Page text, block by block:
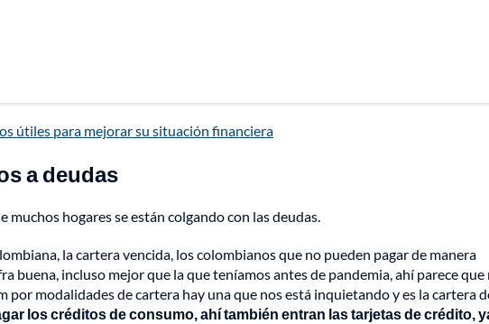
útiles para mejorar su situación financiera
a deudas
hogares se están colgando con las deudas.
la cartera vencida, los colombianos que no pueden pagar de manera
buena, incluso mejor que la que teníamos antes de pandemia, ahí parece que
por modalidades de cartera hay una que nos está inquietando y es la cartera
los créditos de consumo, ahí también entran las tarjetas de crédito,